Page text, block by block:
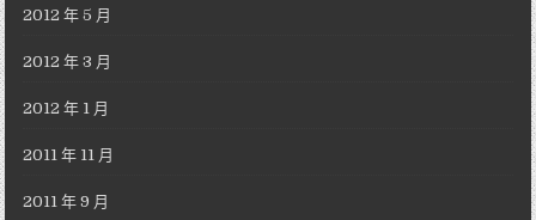
2012 年 5 月
2012 年 3 月
2012 年 1 月
2011 年 11 月
2011 年 9 月